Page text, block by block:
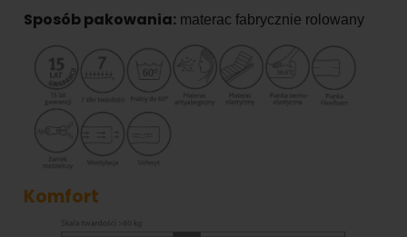
Sposób pakowania: materac fabrycznie rolowany
Komfort